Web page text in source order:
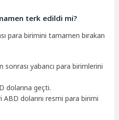
terk edildi mi?
para birimini tamamen bırakan
sonrası yabancı para birimlerini
dolarına geçti.
ABD dolarını resmi para birimi